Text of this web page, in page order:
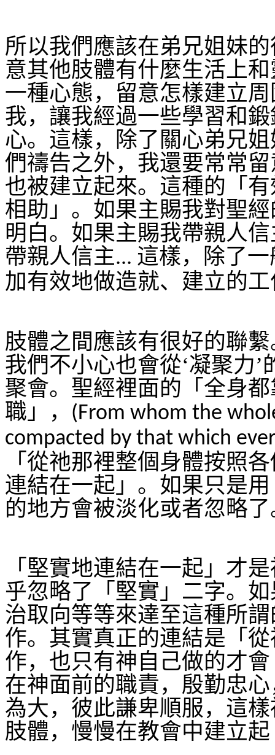
所以我們應該在弟兄姐妹
意其他肢體有什麼生活上
一種心態，留意怎樣建立
我，讓我經過一些學習和
心。這樣，除了關心弟兄
們禱告之外，我還要常常
也被建立起來。這種的「
相助」。如果主賜我對聖
明白。如果主賜我帶親人
帶親人信主... 這樣，除了
加有效地做造就、建立的
肢體之間應該有很好的聯
我們不小心也會從‘凝聚力
聚會。聖經裡面的「全身
職」，
(From whom the
compacted by that which
「從祂那裡整個身體按照
連結在一起」。如果只是
的地方會被淡化或者忽略
「堅實地連結在一起」才
乎忽略了「堅實」二字。
治取向等等來達至這種所
作。其實真正的連結是「
作，也只有神自己做的才
在神面前的職責，殷勤忠
為大，彼此謙卑順服，這
肢體，慢慢在教會中建立